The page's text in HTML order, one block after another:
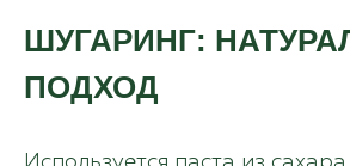
ШУГАРИНГ:
ПОДХОД